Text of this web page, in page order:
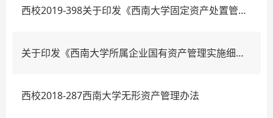
西校2019-398关于印发《西南大学固定资产处置管理办法》的通知.
关于印发《西南大学所属企业国有资产管理实施细则》的通知
西校2018-287西南大学无形资产管理办法